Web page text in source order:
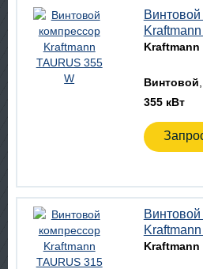
Kraftmann
Винтовой
355 кВт
Kraftmann